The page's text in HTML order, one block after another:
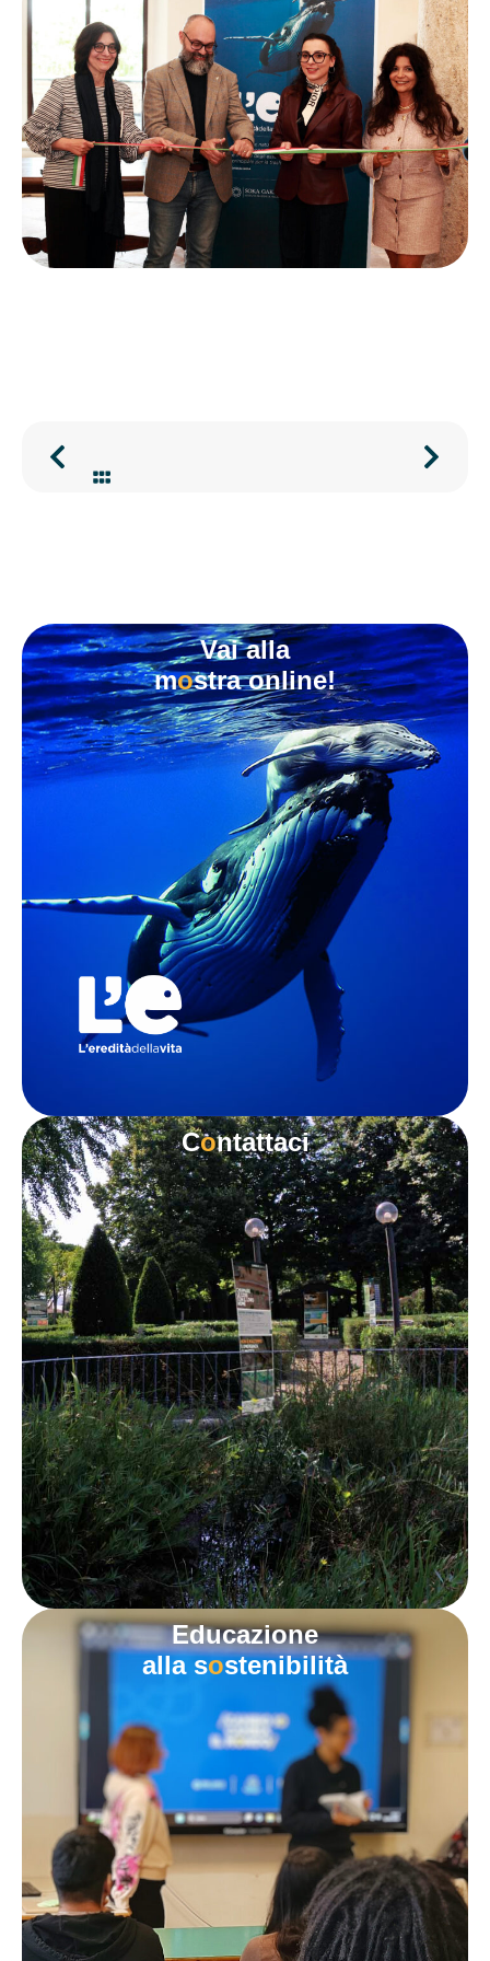
Vai alla
mostra online!
Contattaci
Educazione
alla sostenibilità